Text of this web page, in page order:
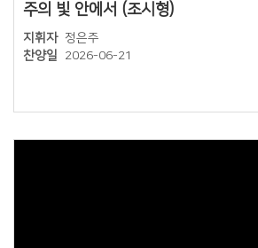
주의 빛 안에서 (조시형)
지휘자 정은주
찬양일
2026-06-21